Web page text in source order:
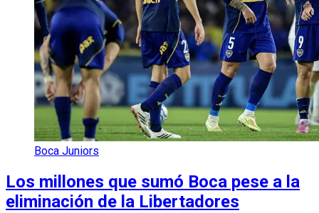
Boca Juniors
Los millones que sumó Boca pese a la
eliminación de la Libertadores